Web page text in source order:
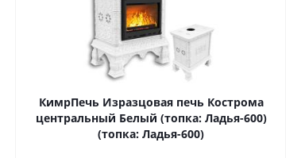
КимрПечь Изразцовая печь Кострома
центральный Белый (топка: Ладья-600)
(топка: Ладья-600)